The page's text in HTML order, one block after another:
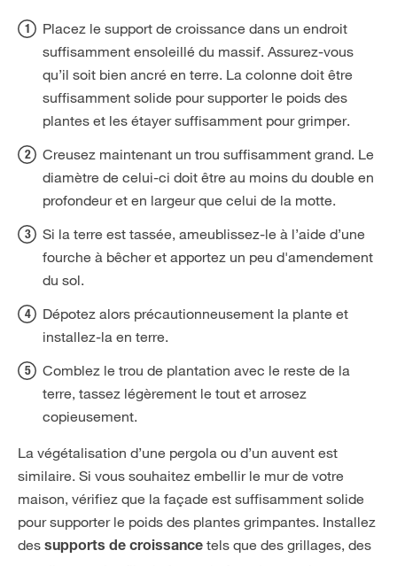
Placez le support de croissance dans un endroit
suffisamment ensoleillé du massif. Assurez-vous
qu’il soit bien ancré en terre. La colonne doit être
suffisamment solide pour supporter le poids des
plantes et les étayer suffisamment pour grimper.
Creusez maintenant un trou suffisamment grand. Le
diamètre de celui-ci doit être au moins du double en
profondeur et en largeur que celui de la motte.
Si la terre est tassée, ameublissez-le à l’aide d’une
fourche à bêcher et apportez un peu d'amendement
du sol.
Dépotez alors précautionneusement la plante et
installez-la en terre.
Comblez le trou de plantation avec le reste de la
terre, tassez légèrement le tout et arrosez
copieusement.
La végétalisation d’une pergola ou d’un auvent est
similaire. Si vous souhaitez embellir le mur de votre
maison, vérifiez que la façade est suffisamment solide
pour supporter le poids des plantes grimpantes. Installez
des supports de croissance tels que des grillages, des